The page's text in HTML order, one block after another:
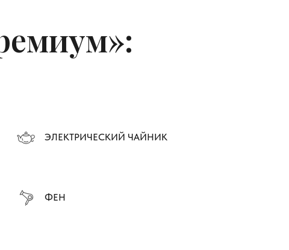
ЭЛЕКТРИЧЕСКИЙ ЧАЙНИК
ФЕН